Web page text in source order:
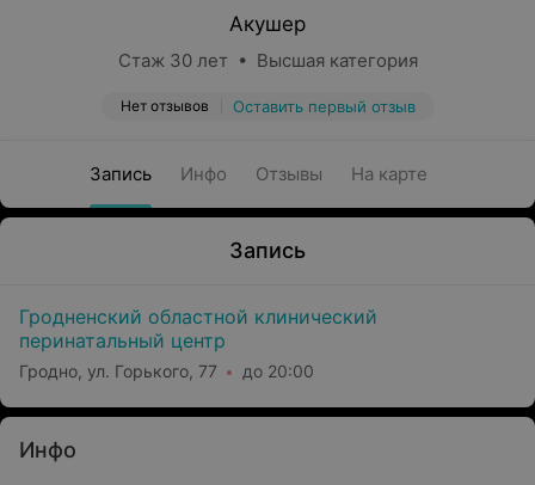
Акушер
Стаж 30 лет • Высшая категория
Нет отзывов Оставить первый отзыв
Запись Инфо Отзывы На карте
Запись
Гродненский областной клинический
перинатальный центр
Гродно, ул. Горького, 77 до 20:00
Инфо